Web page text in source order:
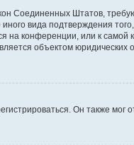
Соединенных Штатов,
вида подтверждения
на конференции, или к
объектом
Он также мог